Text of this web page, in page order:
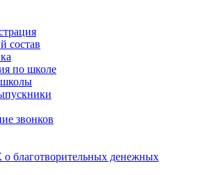
состав
по школе
звонков
о благотворительных денежных